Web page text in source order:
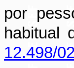
por
habitual
12.498/02